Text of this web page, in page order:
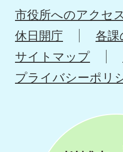
市役所へのアクセ
休日開庁
各課
サイトマップ
プライバシーポリ